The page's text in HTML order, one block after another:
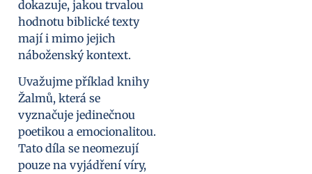
dokazuje, jakou trvalou
hodnotu biblické texty
mají i mimo jejich
náboženský kontext.
Uvažujme příklad knihy
Žalmů, která se
vyznačuje jedinečnou
poetikou a emocionalitou.
Tato díla se neomezují
pouze na vyjádření víry,